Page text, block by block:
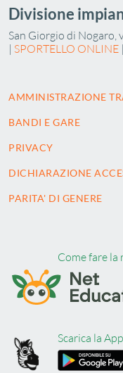
Divisione
San Giorgio di Nogaro,
| SPORTELLO ONLINE |
AMMINISTRAZIONE
BANDI E GARE
PRIVACY
DICHIARAZIONE
PARITA' DI GENERE
Come fare la
Scarica la